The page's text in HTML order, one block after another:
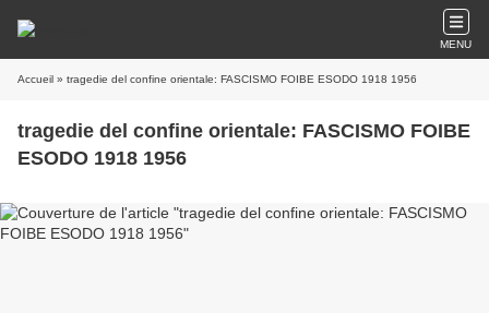
MENU
Accueil » tragedie del confine orientale: FASCISMO FOIBE ESODO 1918 1956
tragedie del confine orientale: FASCISMO FOIBE
ESODO 1918 1956